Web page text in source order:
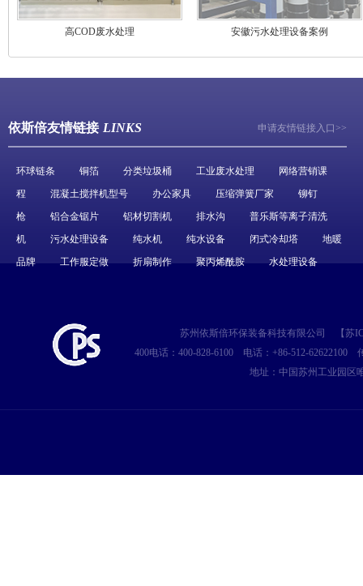
高COD废水处理 安徽污水处理设备案例
依斯倍友情链接 LINKS 申请友情链接入口>>
环球链条 铜箔 分类垃圾桶 工业废水处理
网络营销课
程
混凝土搅拌机型号 办公家具 压缩弹簧厂家
铆钉
枪
铝合金锯片 铝材切割机 排水沟
普乐斯等离子清洗
机
污水处理设备 纯水机 纯水设备 闭式冷却塔
地暖
品牌
工作服定做 折扇制作 聚丙烯酰胺 水处理设备
苏州依斯倍环保装备科技有限公司 【苏
400电话：400-828-6100
电话：+86-512-62622100
地址：中国苏州工业园区